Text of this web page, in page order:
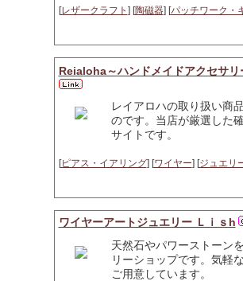
[レザークラフト ] [陶磁器] [パッチワーク・
Reialoha～ハンドメイドアクセサリ
レイアロハの取り扱い商
のです。当店が厳選した
サイトです。
[ピアス・イアリング] [ワイヤー] [ジュエリ
ワイヤーアートジュエリー Ｌｉｓh
天然石やパワーストーン
リーショップです。気軽
ご用意しています。